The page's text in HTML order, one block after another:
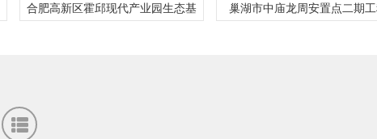
合肥高新区霍邱现代产业园生态基 巢湖市中庙龙周安置点二期工程